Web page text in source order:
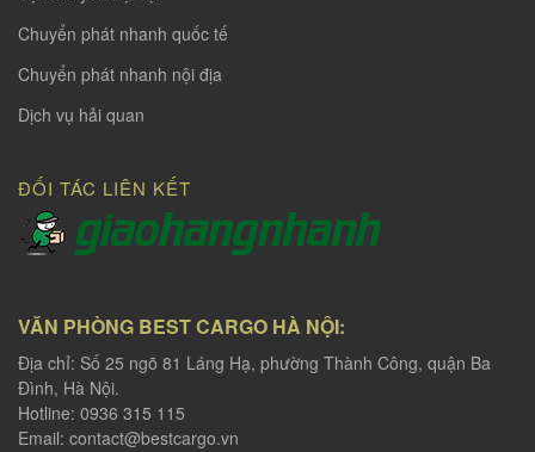
Chuyển phát nhanh quốc tế
Chuyển phát nhanh nội địa
Dịch vụ hải quan
ĐỐI TÁC LIÊN KẾT
VĂN PHÒNG BEST CARGO HÀ NỘI:
Địa chỉ: Số 25 ngõ 81 Láng Hạ, phường Thành Công, quận Ba
Đình, Hà Nội.
Hotline: 0936 315 115
Email: contact@bestcargo.vn